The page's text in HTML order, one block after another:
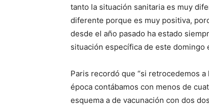
tanto la situación sanitaria es muy
diferente porque es muy positiva,
desde el año pasado ha estado
situación específica de este domingo
Paris recordó que “si retrocedemos
época contábamos con menos de
esquema a de vacunación con dos